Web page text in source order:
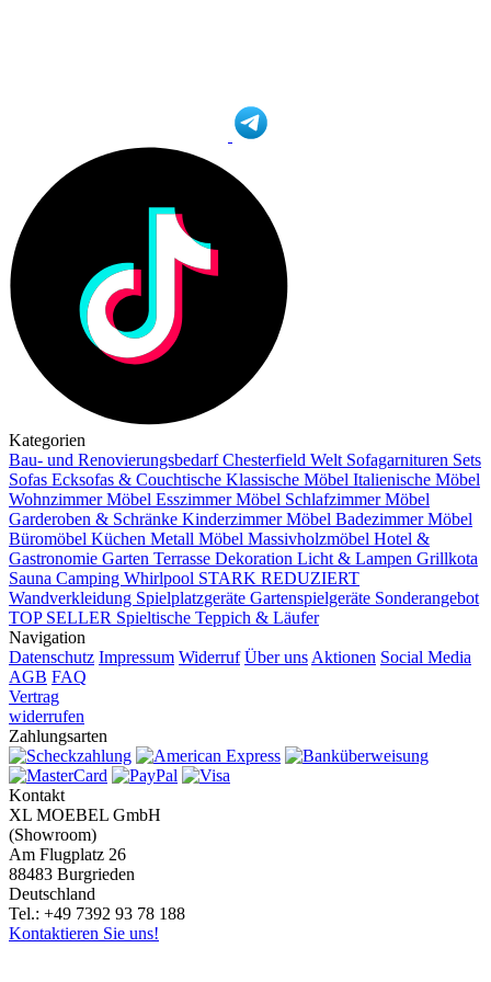
Kategorien
Bau- und RenovierungsbedarfChesterfield Welt Sofagarnituren Sets
Sofas Ecksofas & Couchtische Klassische Möbel Italienische Möbel
Wohnzimmer Möbel Esszimmer Möbel Schlafzimmer Möbel
Garderoben & Schränke Kinderzimmer Möbel Badezimmer Möbel
Büromöbel Küchen Metall Möbel Massivholzmöbel Hotel &
Gastronomie Garten Terrasse Dekoration Licht & Lampen Grillkota
Sauna Camping Whirlpool STARK REDUZIERT
Wandverkleidung Spielplatzgeräte Gartenspielgeräte Sonderangebot
TOP SELLER Spieltische Teppich & Läufer
Navigation
Datenschutz Impressum Widerruf Über uns Aktionen Social Media
AGB FAQ
Vertrag
widerrufen
Zahlungsarten
Kontakt
XL MOEBEL GmbH
(Showroom)
Am Flugplatz 26
88483 Burgrieden
Deutschland
Tel.: +49 7392 93 78 188
Kontaktieren Sie uns!